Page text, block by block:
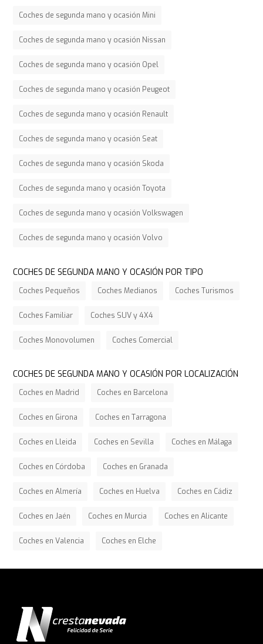
Coches de segunda mano y ocasión Mini
Coches de segunda mano y ocasión Nissan
Coches de segunda mano y ocasión Opel
Coches de segunda mano y ocasión Peugeot
Coches de segunda mano y ocasión Renault
Coches de segunda mano y ocasión Seat
Coches de segunda mano y ocasión Skoda
Coches de segunda mano y ocasión Toyota
Coches de segunda mano y ocasión Volkswagen
Coches de segunda mano y ocasión Volvo
COCHES DE SEGUNDA MANO Y OCASIÓN POR TIPO
Coches Pequeños Coches Medianos Coches Turismos
Coches Familiar Coches SUV y 4X4
Coches Monovolumen Coches Comercial
COCHES DE SEGUNDA MANO Y OCASIÓN POR LOCALIZACIÓN
Coches en Madrid Coches en Barcelona
Coches en Girona Coches en Tarragona
Coches en Lleida Coches en Sevilla Coches en Málaga
Coches en Córdoba Coches en Granada
Coches en Almería Coches en Huelva Coches en Cádiz
Coches en Jaén Coches en Murcia Coches en Alicante
Coches en Valencia Coches en Elche